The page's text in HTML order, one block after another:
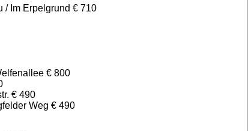
/ Im Erpelgrund € 710
€ 800
€ 490
Weg € 490